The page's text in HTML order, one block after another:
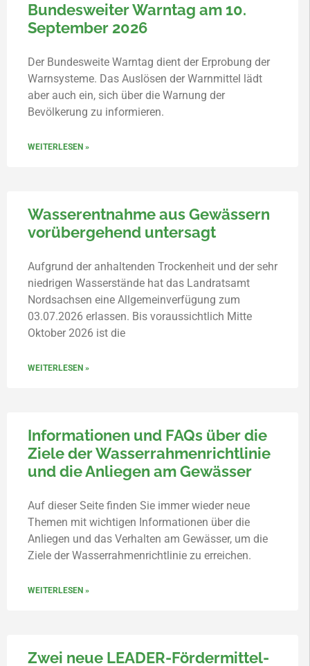
Bundesweiter Warntag am 10.
September 2026
Der Bundesweite Warntag dient der Erprobung der
Warnsysteme. Das Auslösen der Warnmittel lädt
aber auch ein, sich über die Warnung der
Bevölkerung zu informieren.
WEITERLESEN »
Wasserentnahme aus Gewässern
vorübergehend untersagt
Aufgrund der anhaltenden Trockenheit und der sehr
niedrigen Wasserstände hat das Landratsamt
Nordsachsen eine Allgemeinverfügung zum
03.07.2026 erlassen. Bis voraussichtlich Mitte
Oktober 2026 ist die
WEITERLESEN »
Informationen und FAQs über die
Ziele der Wasserrahmenrichtlinie
und die Anliegen am Gewässer
Auf dieser Seite finden Sie immer wieder neue
Themen mit wichtigen Informationen über die
Anliegen und das Verhalten am Gewässer, um die
Ziele der Wasserrahmenrichtlinie zu erreichen.
WEITERLESEN »
Zwei neue LEADER-Fördermittel-